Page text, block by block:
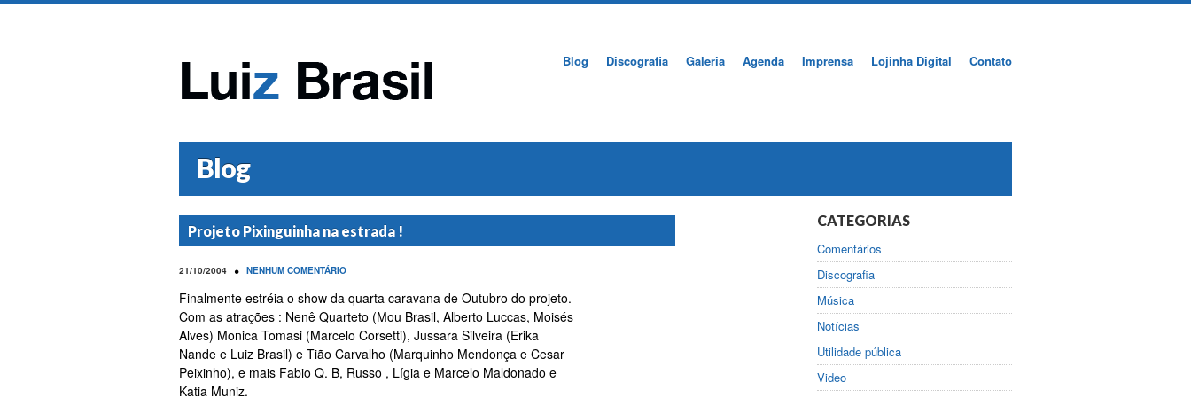
Blog Discografia Galeria Agenda Imprensa Lojinha Digital Contato
Blog
Projeto Pixinguinha na estrada !
21/10/2004 • NENHUM COMENTÁRIO
Finalmente estréia o show da quarta caravana de Outubro do projeto.
Com as atrações : Nenê Quarteto (Mou Brasil, Alberto Luccas, Moisés
Alves) Monica Tomasi (Marcelo Corsetti), Jussara Silveira (Erika
Nande e Luiz Brasil) e Tião Carvalho (Marquinho Mendonça e Cesar
Peixinho), e mais Fabio Q. B, Russo , Lígia e Marcelo Maldonado e
Katia Muniz.
CATEGORIAS
Comentários
Discografia
Música
Notícias
Utilidade pública
Video